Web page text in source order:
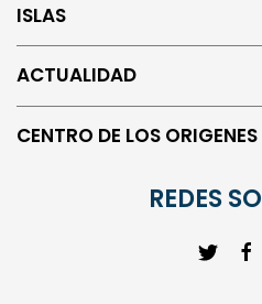
ISLAS
ACTUALIDAD
CENTRO DE LOS
REDES